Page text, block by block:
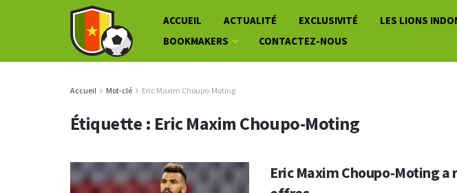
ACCUEIL ACTUALITÉ EXCLUSIVITÉ LES LIONS
BOOKMAKERS
CONTACTEZ-NOUS
Accueil Mot-clé Eric Maxim Choupo-Moting
Étiquette : Eric Maxim Choupo-Moting
Eric Maxim Choupo-Moting a